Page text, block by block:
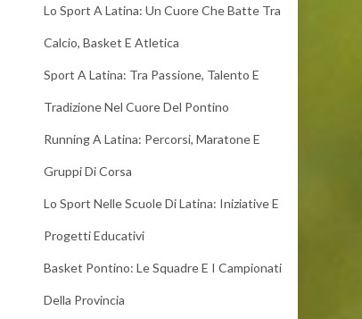
Lo Sport A Latina: Un Cuore Che Batte Tra
Calcio, Basket E Atletica
Sport A Latina: Tra Passione, Talento E
Tradizione Nel Cuore Del Pontino
Running A Latina: Percorsi, Maratone E
Gruppi Di Corsa
Lo Sport Nelle Scuole Di Latina: Iniziative E
Progetti Educativi
Basket Pontino: Le Squadre E I Campionati
Della Provincia